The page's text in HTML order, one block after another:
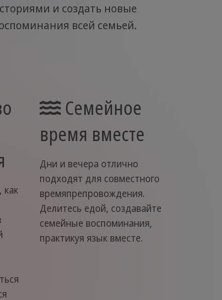
и создать новые
всей семьей.
как
Семейное
время вместе
Дни и вечера отлично
подходят для совместного
времяпрепровождения.
Делитесь едой, создавайте
семейные воспоминания,
практикуя язык вместе.